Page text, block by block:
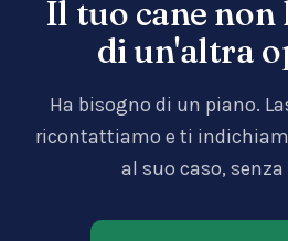
Il tuo cane non
di un'altra
Ha bisogno di un piano.
ricontattiamo e ti
al suo caso,